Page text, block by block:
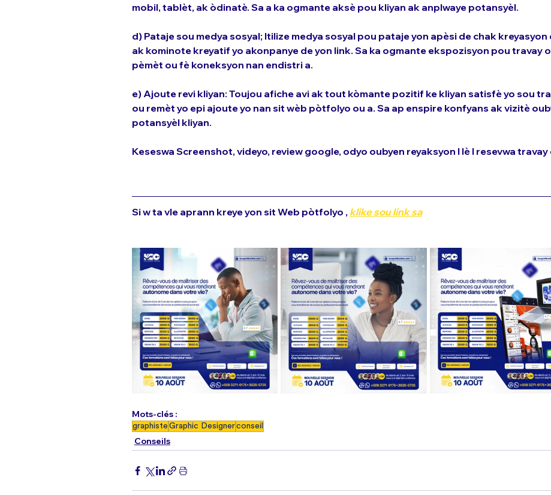
mobil, tablèt, ak òdinatè. Sa a ka ogmante aksè pou kliyan ak anplwaye potansyèl.
d) Pataje sou medya sosyal; Itilize medya sosyal pou pataje yon apèsi de chak kreyasyon
ak kominote kreyatif yo akonpanye de yon link. Sa ka ogmante ekspozisyon pou travay
pèmèt ou fè koneksyon nan endistri a.
e) Ajoute revi kliyan: Toujou afiche avi ak tout kòmante pozitif ke kliyan satisfè yo sou
ou remèt yo epi ajoute yo nan sit wèb pòtfolyo ou a. Sa ap enspire konfyans ak vizitè
potansyèl kliyan.
Keseswa Screenshot, videyo, review google, odyo oubyen reyaksyon l lè l resevwa travay
Si w ta vle aprann kreye yon sit Web pòtfolyo , klike sou link sa
Mots-clés :
graphiste Graphic Designerconseil
Conseils